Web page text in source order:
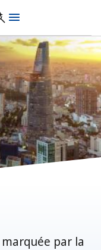
par la